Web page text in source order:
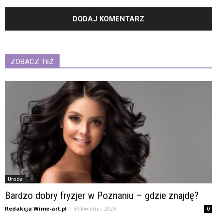
ZOBACZ TEŻ
Uroda
Bardzo dobry fryzjer w Poznaniu – gdzie znajdę?
Redakcja Wime-art.pl - 30 kwietnia 2025 0